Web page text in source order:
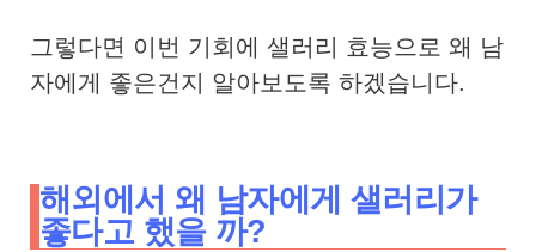
그렇다면 이번 기회에 샐러리 효능으로 왜 남
자에게 좋은건지 알아보도록 하겠습니다.
해외에서 왜 남자에게 샐러리가
좋다고 했을 까?